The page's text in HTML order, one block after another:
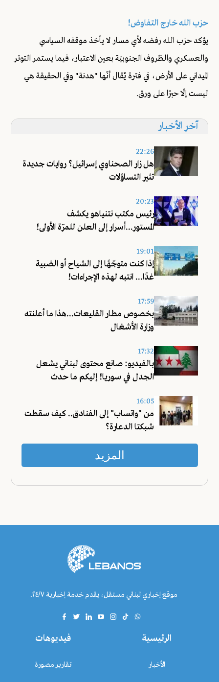
حزب الله خارج التفاوض!
يؤكد حزب الله رفضه لأي مسار لا يأخذ موقفه السياسي
والعسكري والظروف الجنوبيّة بعين الاعتبار، فيما يستمر التوتر
الميداني على الأرض، في فترة يٌقال أنّها "هدنة" وفي الحقيقة هي
ليست إلّا حبرًا على ورق.
آخر الأخبار
22:26
هل زار الصحناوي إسرائيل؟ روايات جديدة
تثير التساؤلات
20:23
رئيس مكتب نتنياهو يكشف
المستور...أسرار إلى العلن للمرّة الأولى!
19:01
إذا كنت متوجّهًا إلى الشياح أو الضبية
غدًا... انتبه لهذه الإجراءات!
17:59
بخصوص مطار القليعات...هذا ما أعلنته
وزارة الأشغال
17:32
بالفيديو: صانع محتوى لبناني يشعل
الجدل في سوريا! إليكم ما حدث
16:05
من "واتساب" إلى الفنادق.. كيف سقطت
شبكتا الدعارة؟
المزيد
موقع إخباري لبناني مستقل، يقدم خدمة إخبارية ٢٤/٧.
الرئيسية
الأخبار
فيديوهات
تقارير مصورة